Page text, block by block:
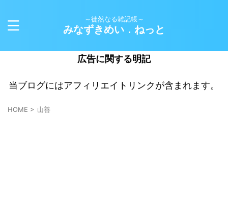
～徒然なる雑記帳～
みなずきめい．ねっと
広告に関する明記
当ブログにはアフィリエイトリンクが含まれます。
HOME > 山善